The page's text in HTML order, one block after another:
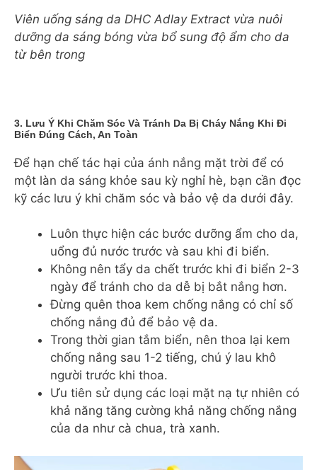
Viên uống sáng da DHC Adlay Extract vừa nuôi
dưỡng da sáng bóng vừa bổ sung độ ẩm cho da
từ bên trong
3. Lưu Ý Khi Chăm Sóc Và Tránh Da Bị Cháy Nắng Khi Đi
Biển Đúng Cách, An Toàn
Để hạn chế tác hại của ánh nắng mặt trời để có
một làn da sáng khỏe sau kỳ nghỉ hè, bạn cần đọc
kỹ các lưu ý khi chăm sóc và bảo vệ da dưới đây.
Luôn thực hiện các bước dưỡng ẩm cho da,
uổng đủ nước trước và sau khi đi biển.
Không nên tẩy da chết trước khi đi biển 2-3
ngày để tránh cho da dễ bị bắt nắng hơn.
Đừng quên thoa kem chống nắng có chỉ số
chống nắng đủ để bảo vệ da.
Trong thời gian tắm biển, nên thoa lại kem
chống nắng sau 1-2 tiếng, chú ý lau khô
người trước khi thoa.
Ưu tiên sử dụng các loại mặt nạ tự nhiên có
khả năng tăng cường khả năng chống nắng
của da như cà chua, trà xanh.